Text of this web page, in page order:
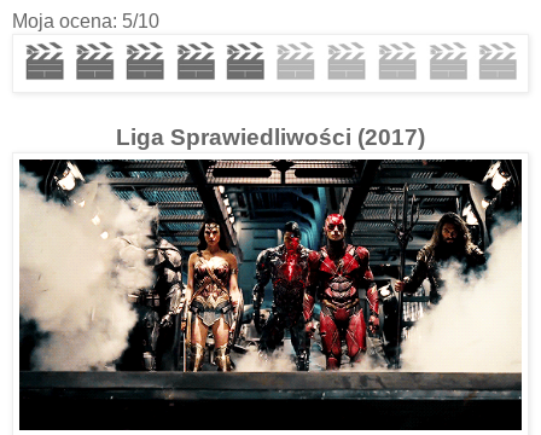
Moja ocena: 5/10
Liga Sprawiedliwości (2017)